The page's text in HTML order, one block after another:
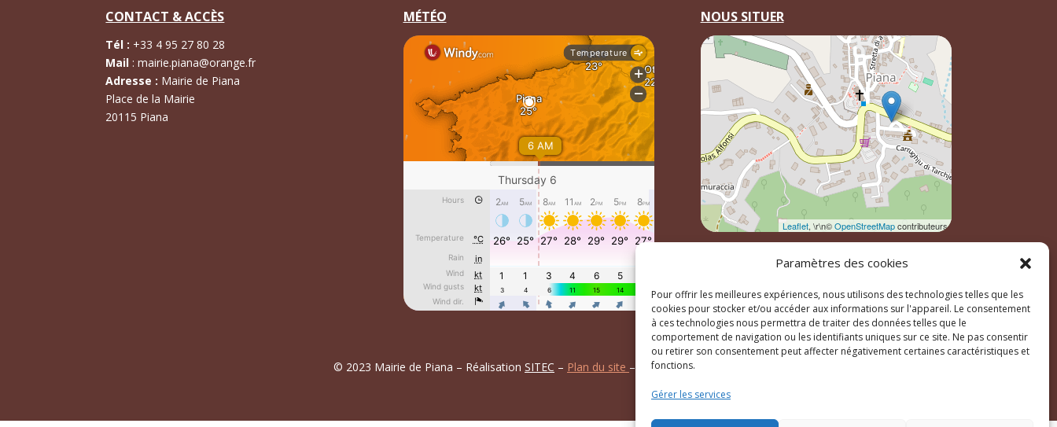
Paramètres des cookies
Pour offrir les meilleures expériences, nous utilisons des technologies telles que les
cookies pour stocker et/ou accéder aux informations sur l'appareil. Le consentement
à ces technologies nous permettra de traiter des données telles que le
comportement de navigation ou les identifiants uniques sur ce site. Ne pas consentir
ou retirer son consentement peut affecter négativement certaines caractéristiques et
fonctions.
Gérer les services
CONTACT & ACCÈS
Tél : +33 4 95 27 80 28
Mail :mairie.piana@orange.fr
Adresse : Mairie de Piana
Place de la Mairie
20115 Piana
MÉTÉO NOUS SITUER
Leaflet, \r\n©OpenStreetMapcontributeurs
© 2023 Mairie de Piana – Réalisation SITEC – Plan du site – Mention Légales